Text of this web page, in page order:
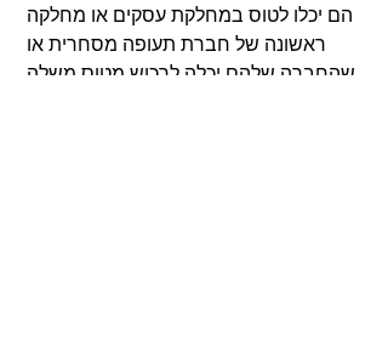
הם יכלו לטוס במחלקת עסקים או מחלקה
ראשונה של חברת תעופה מסחרית או
שהחברה שלהם יכלה לרכוש מטוס משלה